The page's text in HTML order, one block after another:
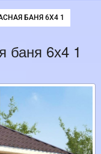
БАНЯ 6Х4 1
баня 6х4 1